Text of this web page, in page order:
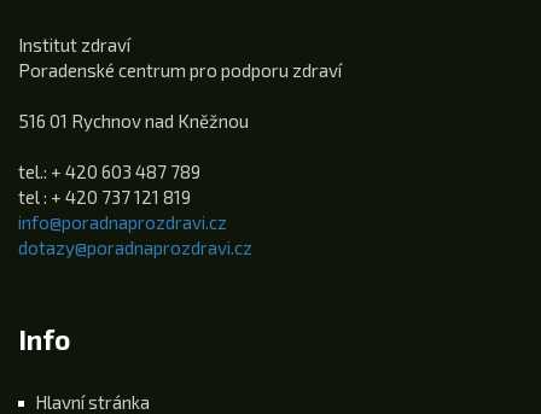
Institut zdraví
Poradenské centrum pro podporu zdraví
516 01 Rychnov nad Kněžnou
tel.: + 420 603 487 789
tel : + 420 737 121 819
info@poradnaprozdravi.cz
dotazy@poradnaprozdravi.cz
Info
Hlavní stránka